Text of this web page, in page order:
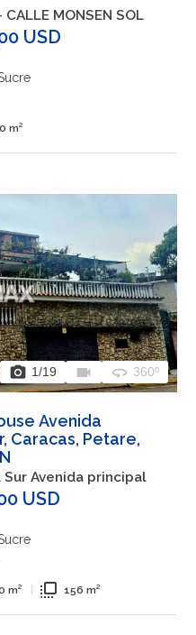
CALLE MONSEN SOL
USD
m²
photo_camera 1/19 videocam 360 360º
Avenida
Caracas, Petare,
Avenida principal
USD
m² flip_to_front 156 m²